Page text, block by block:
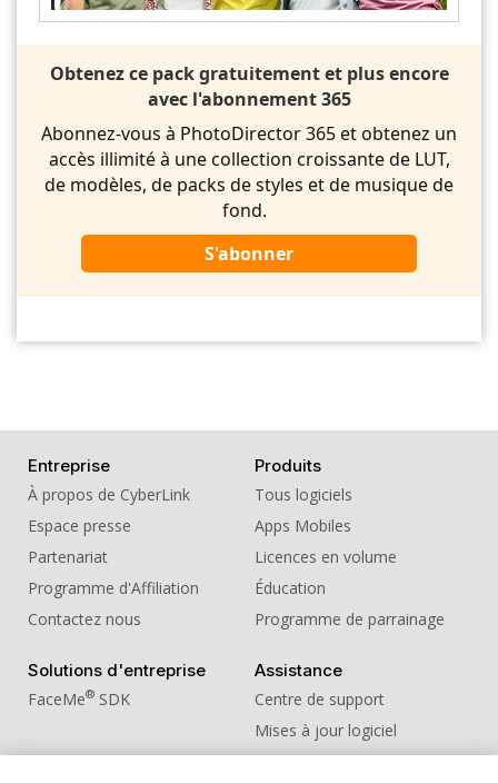
Obtenez ce pack gratuitement et plus encore
avec l'abonnement 365
Abonnez-vous à PhotoDirector 365 et obtenez un
accès illimité à une collection croissante de LUT,
de modèles, de packs de styles et de musique de
fond.
S'abonner
Entreprise
À propos de CyberLink
Espace presse
Partenariat
Programme d'Affiliation
Contactez nous
Produits
Tous logiciels
Apps Mobiles
Licences en volume
Éducation
Programme de parrainage
Solutions d'entreprise
FaceMe® SDK
Assistance
Centre de support
Mises à jour logiciel
Centre d'apprentissage